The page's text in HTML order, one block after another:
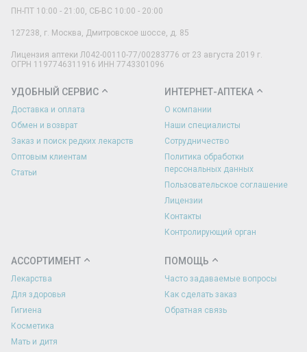
ПН-ПТ 10:00 - 21:00, СБ-ВС 10:00 - 20:00
127238, г. Москва, Дмитровское шоссе, д. 85
Лицензия аптеки Л042-00110-77/00283776 от 23 августа 2019 г.
ОГРН 1197746311916 ИНН 7743301096
УДОБНЫЙ СЕРВИС
Доставка и оплата
Обмен и возврат
Заказ и поиск редких лекарств
Оптовым клиентам
Статьи
ИНТЕРНЕТ-АПТЕКА
О компании
Наши специалисты
Сотрудничество
Политика обработки
персональных данных
Пользовательское соглашение
Лицензии
Контакты
Контролирующий орган
АССОРТИМЕНТ
Лекарства
Для здоровья
Гигиена
Косметика
Мать и дитя
ПОМОЩЬ
Часто задаваемые вопросы
Как сделать заказ
Обратная связь